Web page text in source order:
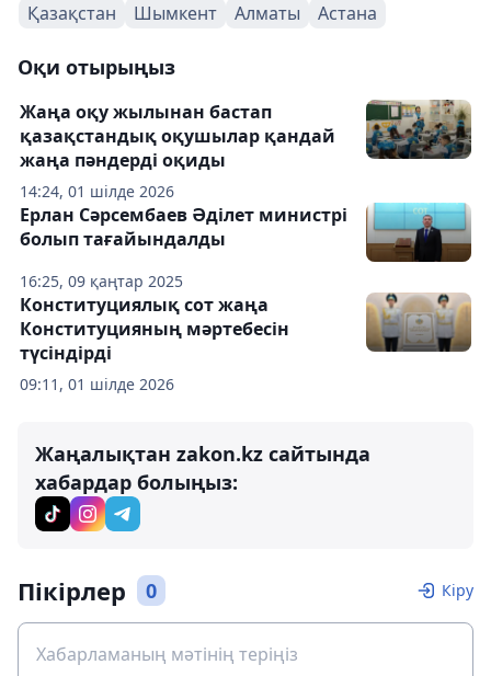
Қазақстан Шымкент Алматы Астана
Оқи отырыңыз
14:24, 01 шілде 2026
Жаңа оқу жылынан бастап
қазақстандық оқушылар қандай
жаңа пәндерді оқиды
16:25, 09 қаңтар 2025
Ерлан Сәрсембаев Әділет министрі
болып тағайындалды
09:11, 01 шілде 2026
Конституциялық сот жаңа
Конституцияның мәртебесін
түсіндірді
Жаңалықтан zakon.kz сайтында
хабардар болыңыз:
Пікірлер 0 Кіру